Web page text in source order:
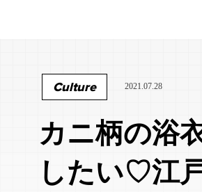
Culture 2021.07.28
カニ柄の浴
したい♡江